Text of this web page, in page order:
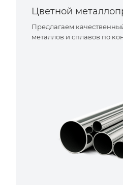
Цветной
Предлагаем
металлов и сплавов по